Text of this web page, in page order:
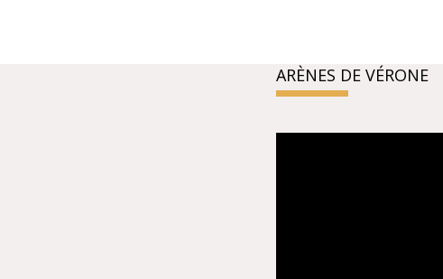
ARÈNES DE VÉRONE